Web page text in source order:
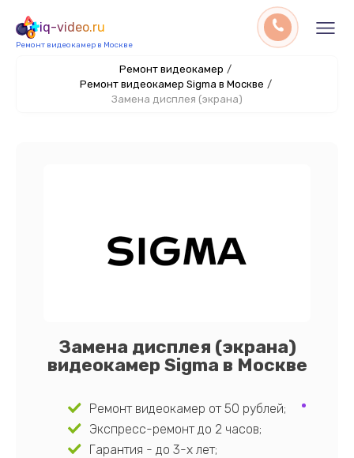
iq-video.ru
Ремонт видеокамер в Москве
Ремонт видеокамер /
Ремонт видеокамер Sigma в Москве /
Замена дисплея (экрана)
Замена дисплея (экрана)
видеокамер Sigma в Москве
Ремонт видеокамер от 50 рублей;
Экспресс-ремонт до 2 часов;
Гарантия - до 3-х лет;